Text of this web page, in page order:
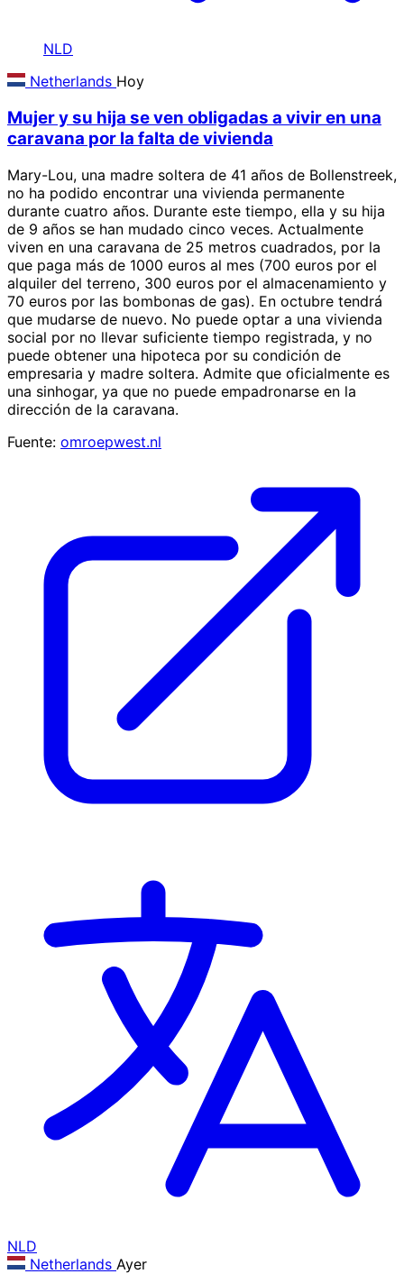
NLD
Netherlands Hoy
Mujer y su hija se ven obligadas a vivir en una
caravana por la falta de vivienda
Mary-Lou, una madre soltera de 41 años de Bollenstreek,
no ha podido encontrar una vivienda permanente
durante cuatro años. Durante este tiempo, ella y su hija
de 9 años se han mudado cinco veces. Actualmente
viven en una caravana de 25 metros cuadrados, por la
que paga más de 1000 euros al mes (700 euros por el
alquiler del terreno, 300 euros por el almacenamiento y
70 euros por las bombonas de gas). En octubre tendrá
que mudarse de nuevo. No puede optar a una vivienda
social por no llevar suficiente tiempo registrada, y no
puede obtener una hipoteca por su condición de
empresaria y madre soltera. Admite que oficialmente es
una sinhogar, ya que no puede empadronarse en la
dirección de la caravana.
Fuente: omroepwest.nl
NLD
Netherlands Ayer